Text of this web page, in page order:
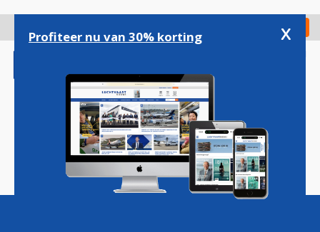
gaan
Check in
Magazine Podcasts Vacatures
Profiteer nu van 30% korting x